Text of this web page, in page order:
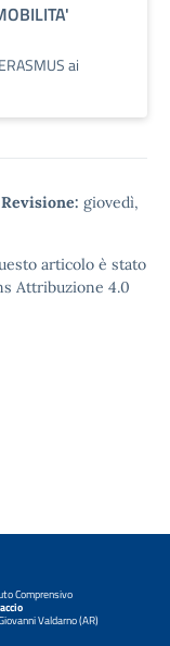
ai
Revisione: giovedì,
articolo è stato
Attribuzione 4.0
Comprensivo
Valdarno (AR)